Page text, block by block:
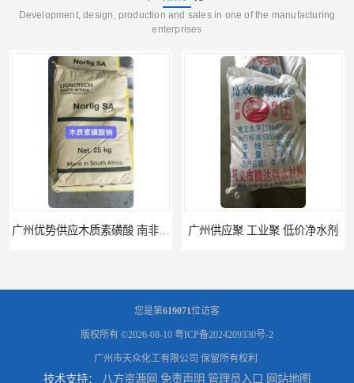
Development, design, production and sales in one of the manufacturing
enterprises
广州优势供应木质素磺酸 南非工业木质素磺酸 广州供应聚 工业聚 低价净水剂
您是第619071位访客
版权所有 ©2026-08-10 粤ICP备2024209330号-2
广州市天众化工有限公司 保留所有权利.
技术支持： 八方资源网 免责声明 管理员入口 网站地图